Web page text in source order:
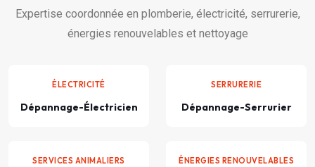
Expertise coordonnée en plomberie, électricité, serrurerie,
énergies renouvelables et nettoyage
ÉLECTRICITÉ
Dépannage-Électricien
SERRURERIE
Dépannage-Serrurier
SERVICES ANIMALIERS ÉNERGIES RENOUVELABLES